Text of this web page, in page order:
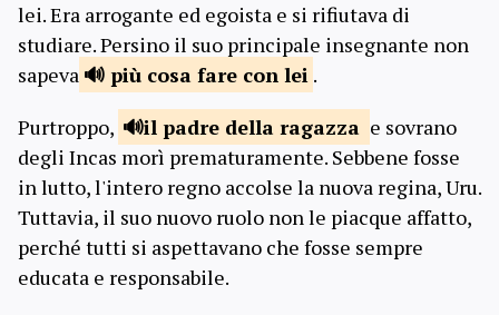
lei. Era arrogante ed egoista e si rifiutava di
studiare. Persino il suo principale insegnante non
sapeva
più cosa fare con lei .
Purtroppo,
il padre della ragazza e sovrano
degli Incas morì prematuramente. Sebbene fosse
in lutto, l'intero regno accolse la nuova regina, Uru.
Tuttavia, il suo nuovo ruolo non le piacque affatto,
perché tutti si aspettavano che fosse sempre
educata e responsabile.